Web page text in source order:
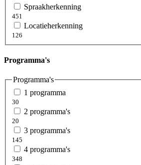
Spraakherkenning
451
Locatieherkenning
126
Programma's
Programma's
1 programma
30
2 programma's
20
3 programma's
145
4 programma's
348